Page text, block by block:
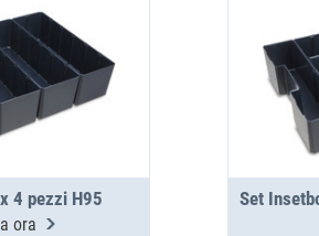
4 pezzi H95
ora